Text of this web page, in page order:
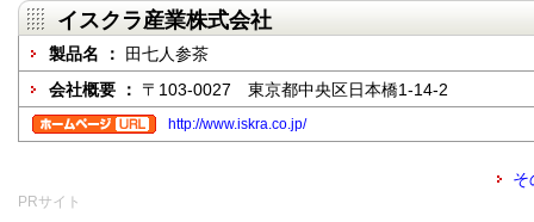
イスクラ産業株式会社
製品名 ：
田七人参茶
会社概要 ： 〒103-0027 東京都中央区日本橋1-14-2
http://www.iskra.co.jp/
そ
PRサイト